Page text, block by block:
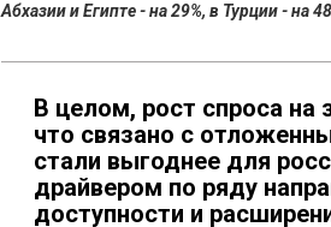
Абхазии и Египте - на 29%, в Турции - на
В целом, рост спроса на
что связано с
стали выгоднее для
драйвером по ряду
доступности и